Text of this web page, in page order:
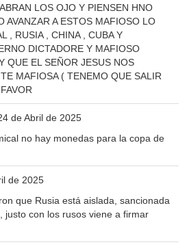
LOS OJO Y PIENSEN HNO
AVANZAR A ESTOS MAFIOSO LO
, RUSIA , CHINA , CUBA Y
DICTADORE Y MAFIOSO
QUE EL SEÑOR JESUS NOS
MAFIOSA ( TENEMO QUE SALIR
de Abril de 2025
no hay monedas para la copa de
de 2025
que Rusia está aislada, sancionada
justo con los rusos viene a firmar